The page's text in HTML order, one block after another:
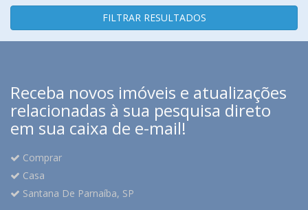
FILTRAR RESULTADOS
Receba novos imóveis e atualizações
relacionadas à sua pesquisa direto
em sua caixa de e-mail!
Comprar
Casa
Santana De Parnaíba, SP